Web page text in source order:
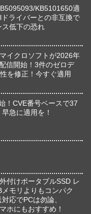
KB5101650適
ライバーとの非互換で
低下の恐れ
イクロソフトが2026年
信開始！3件のゼロデ
を修正！今すぐ適用
！CVE番号ベースで37
急に適用を！
付けポータブルSSD レ
モリよりもコンパク
応でPCは勿論、
ホにもおすすめ！